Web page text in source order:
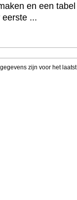
en een
...
zijn voor het